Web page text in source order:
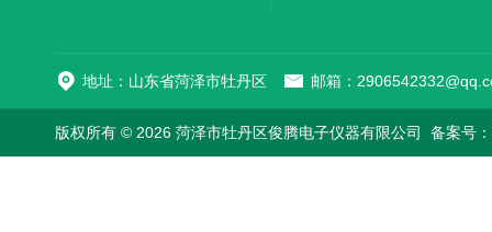
地址：山东省菏泽市牡丹区 邮箱：
版权所有 © 2026 菏泽市牡丹区俊腾电子仪器有限公司 备案号